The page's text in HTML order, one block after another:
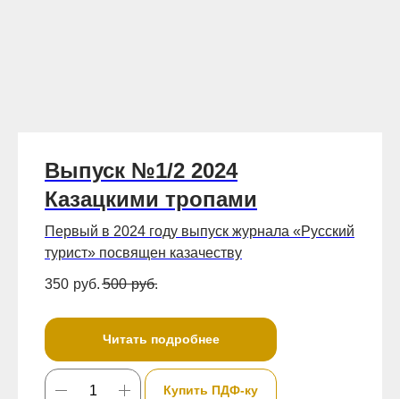
Выпуск №1/2 2024
Казацкими тропами
Первый в 2024 году выпуск журнала «Русский
турист» посвящен казачеству
350 руб. 500 руб.
Читать подробнее
Купить ПДФ-ку